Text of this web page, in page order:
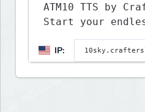
ATM10 TTS by
Start your
IP: